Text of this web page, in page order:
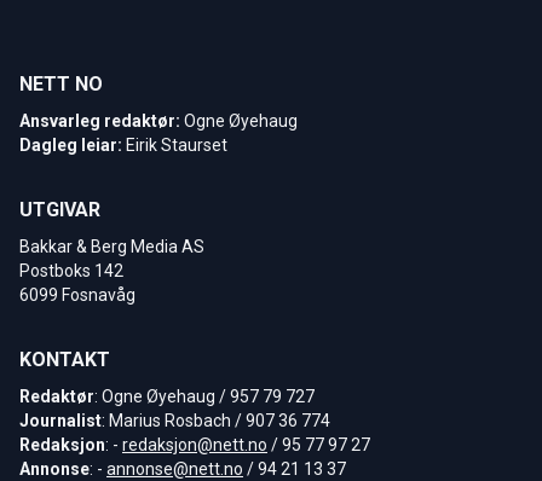
NETT NO
Ansvarleg redaktør: Ogne Øyehaug
Dagleg leiar: Eirik Staurset
UTGIVAR
Bakkar & Berg Media AS
Postboks 142
6099 Fosnavåg
KONTAKT
Redaktør: Ogne Øyehaug / 957 79 727
Journalist: Marius Rosbach / 907 36 774
Redaksjon: - redaksjon@nett.no / 95 77 97 27
Annonse: - annonse@nett.no / 94 21 13 37